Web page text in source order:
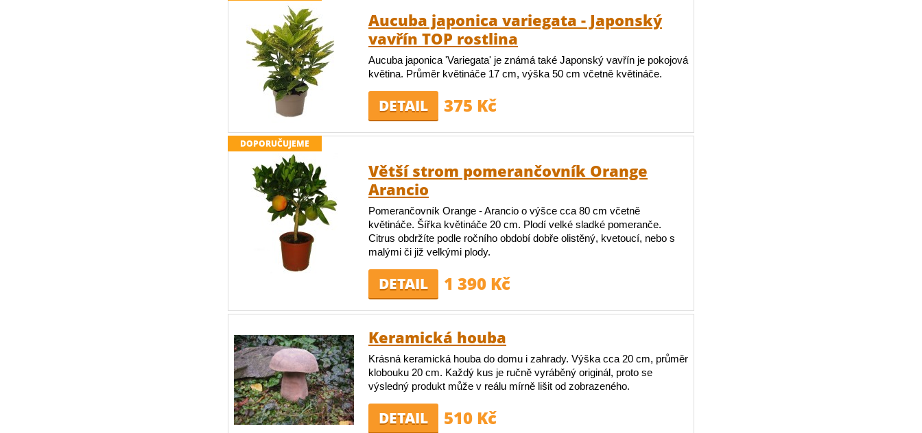
Aucuba japonica variegata - Japonský
vavřín TOP rostlina
Aucuba japonica 'Variegata' je známá také Japonský vavřín je pokojová
květina. Průměr květináče 17 cm, výška 50 cm včetně květináče.
DETAIL 375 Kč
DOPORUČUJEME
Větší strom pomerančovník Orange
Arancio
Pomerančovník Orange - Arancio o výšce cca 80 cm včetně
květináče. Šířka květináče 20 cm. Plodí velké sladké pomeranče.
Citrus obdržíte podle ročního období dobře olistěný, kvetoucí, nebo s
malými či již velkými plody.
DETAIL 1 390 Kč
Keramická houba
Krásná keramická houba do domu i zahrady. Výška cca 20 cm, průměr
klobouku 20 cm. Každý kus je ručně vyráběný originál, proto se
výsledný produkt může v reálu mírně lišit od zobrazeného.
DETAIL 510 Kč